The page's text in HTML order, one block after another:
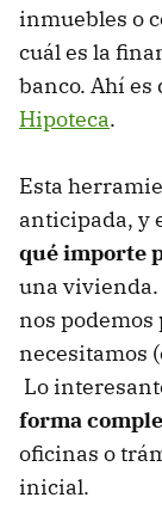
inmuebles o
cuál es la
banco. Ahí
Hipoteca.
Esta
anticipada, y
qué importe
una vivienda.
nos
necesitamos
Lo
forma
oficinas o
inicial.